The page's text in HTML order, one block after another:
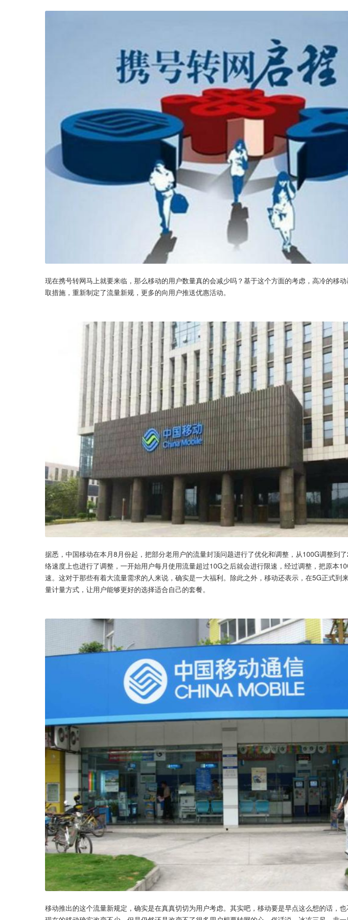
现在携号转网马上就要来临，那么移动的用户数量真的会减少吗？基于这个方面的考虑，高冷的移
取措施，重新制定了流量新规，更多的向用户推送优惠活动。
据悉，中国移动在本月8月份起，把部分老用户的流量封顶问题进行了优化和调整，从100G调整到
络速度上也进行了调整，一开始用户每月使用流量超过10G之后就会进行限速，经过调整，把原本
速。这对于那些有着大流量需求的人来说，确实是一大福利。除此之外，移动还表示，在5G正式到
量计量方式，让用户能够更好的选择适合自己的套餐。
移动推出的这个流量新规定，确实是在真真切切为用户考虑。其实吧，移动要是早点这么想的话，